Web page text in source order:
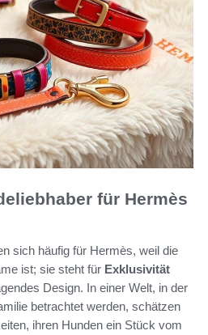
für Hermès
sich häufig für Hermès, weil die
ist; sie steht für Exklusivität
Design. In einer Welt, in der
betrachtet werden, schätzen
ihren Hunden ein Stück vom